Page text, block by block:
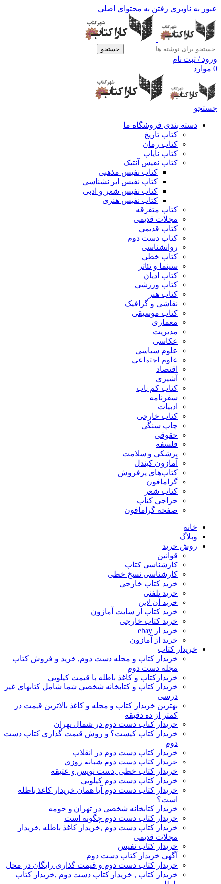
عبور به ناوبری رفتن به محتوای اصلی
جستجو
ورود / ثبت نام
0 موارد
جستجو
دسته بندی فروشگاه ما
کتاب تاریخ
کتاب رمان
کتاب نایاب
کتاب نفیس آنتیک
کتاب نفیس مذهبی
کتاب نفیس ایرانشناسی
کتاب نفیس شعر و ادبی
کتاب نفیس هنری
کتاب متفرقه
مجلات قدیمی
کتاب قدیمی
کتاب دست دوم
روانشناسی
کتاب خطی
سینما و تئاتر
کتاب ادیان
کتاب ورزشی
کتاب هنر
نقاشی و گرافیک
کتاب موسیقی
معماری
مدیریت
عکاسی
علوم سیاسی
علوم اجتماعی
اقتصاد
آشپزی
کتاب کم یاب
سفرنامه
ادبیات
کتاب خارجی
چاپ سنگی
حقوقی
فلسفه
پزشکی و سلامت
آمازون کیندل
کتاب‌های پرفروش
گرامافون
کتاب شعر
حراجی کتاب
صفحه گرامافون
خانه
وبلاگ
روش خرید
قوانین
کارشناسی کتاب
کارشناسی نسخ خطی
خرید کتاب خارجی
خرید تلفنی
خرید آن لاین
خرید کتاب از سایت آمازون
خرید کتاب خارجی
خرید از ebay
خرید از آمازون
خریدار کتاب
خریدار کتاب و مجله دست دوم, خرید و فروش کتاب
مجله دست دوم
خریدارکتاب و کاغذ باطله با قیمت کیلویی
خریدار کتاب و کتابخانه شخصی شما شامل کتابهای غیر
درسی
بهترین خریدار کتاب و مجله و کاغذ بالاترین قیمت در
کمتر از ده دقیقه
خریدار کتاب دست دوم در شمال تهران
خریدار کتاب کیست؟ و روش قیمت گذاری کتاب دست
دوم
خریدار کتاب دست دوم در انقلاب
خریدار کتاب دست دوم شبانه روزی
خریدار کتاب خطی ,دست نویس و عتیقه
خریدار کتاب دست دوم کیلویی
خریدار کتاب دست دوم آیا همان خریدار کاغذ باطله
است؟
خریدار کتابخانه شخصی در تهران و حومه
خریدار کتاب دست دوم چگونه است
خریدار کتاب دست دوم ,خریدار کاغذ باطله ,خریدار
مجلات قدیمی
خریدار کتاب نفیس
آگهی خریدار کتاب دست دوم
خریدار کتاب دست دوم و قیمت گذاری رایگان در محل
خریدار کتاب , خریدار کتاب دست دوم ,خریدار کتاب